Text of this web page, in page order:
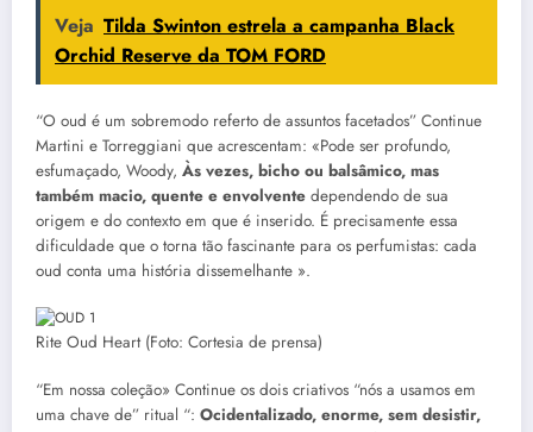
Veja Tilda Swinton estrela a campanha Black
Orchid Reserve da TOM FORD
“O oud é um sobremodo referto de assuntos facetados” Continue
Martini e Torreggiani que acrescentam: «Pode ser profundo,
esfumaçado, Woody, Às vezes, bicho ou balsâmico, mas
também macio, quente e envolvente dependendo de sua
origem e do contexto em que é inserido. É precisamente essa
dificuldade que o torna tão fascinante para os perfumistas: cada
oud conta uma história dissemelhante ».
Rite Oud Heart (Foto: Cortesia de prensa)
“Em nossa coleção» Continue os dois criativos “nós a usamos em
uma chave de” ritual “: Ocidentalizado, enorme, sem desistir,